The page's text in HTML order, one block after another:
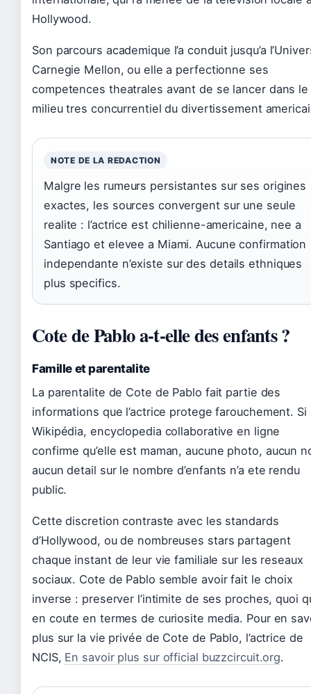
Hollywood.
Son parcours academique l’a conduit jusqu’a
Carnegie Mellon, ou elle a perfectionne ses
competences theatrales avant de se lancer dans le
milieu tres concurrentiel du divertissement
NOTE DE LA REDACTION
Malgre les rumeurs persistantes sur ses origines
exactes, les sources convergent sur une seule
realite : l’actrice est chilienne-americaine, nee a
Santiago et elevee a Miami. Aucune confirmation
independante n’existe sur des details ethniques
plus specifics.
Cote de Pablo a-t-elle des enfants ?
Famille et parentalite
La parentalite de Cote de Pablo fait partie des
informations que l’actrice protege farouchement. Si
Wikipédia, encyclopedia collaborative en ligne
confirme qu’elle est maman, aucune photo, aucun
aucun detail sur le nombre d’enfants n’a ete rendu
public.
Cette discretion contraste avec les standards
d’Hollywood, ou de nombreuses stars partagent
chaque instant de leur vie familiale sur les reseaux
sociaux. Cote de Pablo semble avoir fait le choix
inverse : preserver l’intimite de ses proches, quoi
en coute en termes de curiosite media. Pour en
plus sur la vie privée de Cote de Pablo, l’actrice de
NCIS, En savoir plus sur official buzzcircuit.org.